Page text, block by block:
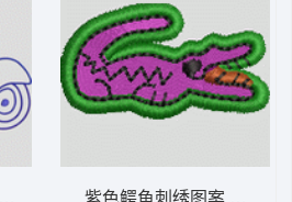
蓝色线条摩托车图案 卡通童装章标贴布 紫色鳄鱼刺绣